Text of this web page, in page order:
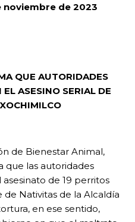
noviembre de 2023
QUE AUTORIDADES
ASESINO SERIAL DE
de Bienestar Animal,
que las autoridades
de 19 perritos
Nativitas de la Alcaldía
en ese sentido,